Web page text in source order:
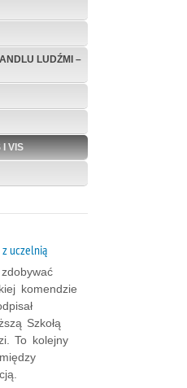
LUDŹMI –
I VIS
z uczelnią
komendzie
Szkołą
To kolejny